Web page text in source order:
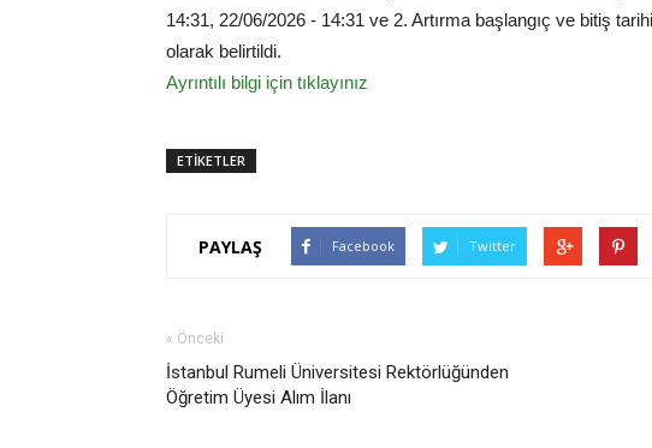
14:31, 22/06/2026 - 14:31 ve 2. Artırma başlangıç ve bitiş
olarak belirtildi.
Ayrıntılı bilgi için tıklayınız
ETİKETLER
PAYLAŞ Facebook Twitter
« Önceki
İstanbul Rumeli Üniversitesi Rektörlüğünden
Öğretim Üyesi Alım İlanı